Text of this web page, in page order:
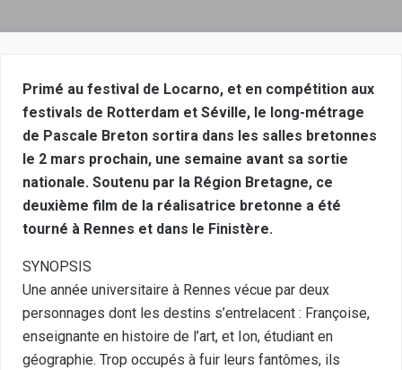
Primé au festival de Locarno, et en compétition aux
festivals de Rotterdam et Séville, le long-métrage
de Pascale Breton sortira dans les salles bretonnes
le 2 mars prochain, une semaine avant sa sortie
nationale. Soutenu par la Région Bretagne, ce
deuxième film de la réalisatrice bretonne a été
tourné à Rennes et dans le Finistère.
SYNOPSIS
Une année universitaire à Rennes vécue par deux
personnages dont les destins s’entrelacent : Françoise,
enseignante en histoire de l’art, et Ion, étudiant en
géographie. Trop occupés à fuir leurs fantômes, ils